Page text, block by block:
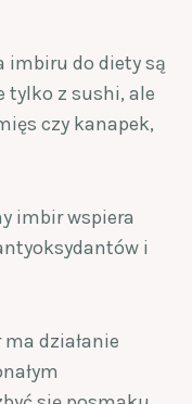
imbiru do diety są
tylko z sushi, ale
czy kanapek,
imbir wspiera
i
działanie